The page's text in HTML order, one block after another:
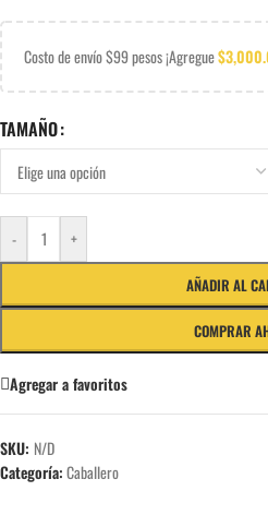
Costo de envío $99 pesos ¡Agregue$
TAMAÑO
- +
AÑADIR AL
COMPRAR
Agregar a favoritos
SKU: N/D
Categoría:Caballero